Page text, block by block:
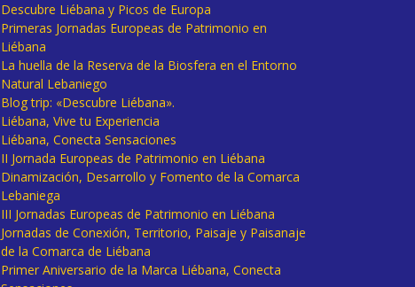
Descubre Liébana y Picos de Europa
Primeras Jornadas Europeas de Patrimonio en
Liébana
La huella de la Reserva de la Biosfera en el Entorno
Natural Lebaniego
Blog trip: «Descubre Liébana».
Liébana, Vive tu Experiencia
Liébana, Conecta Sensaciones
II Jornada Europeas de Patrimonio en Liébana
Dinamización, Desarrollo y Fomento de la Comarca
Lebaniega
III Jornadas Europeas de Patrimonio en Liébana
Jornadas de Conexión, Territorio, Paisaje y Paisanaje
de la Comarca de Liébana
Primer Aniversario de la Marca Liébana, Conecta